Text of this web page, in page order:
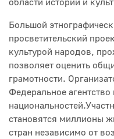
Большой
просветительский
культурой народов,
позволяет оценить
грамотности.
Федеральное
становятся миллионы
стран независимо от